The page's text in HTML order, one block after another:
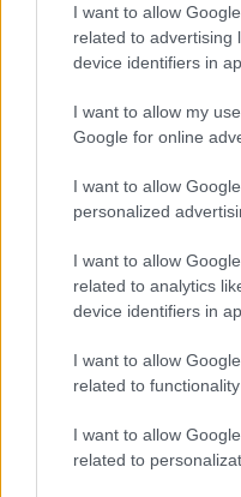
I want to allow
related to advertising
device identifiers in
I want to allow my
Google for online
I want to allow
personalized
I want to allow
related to analytics
device identifiers in
I want to allow
related to
I want to allow
related to
προσλήψεις
αίτηση
Νέος
δρόμος που
κυκλοφοριακό
Προσλήψεις